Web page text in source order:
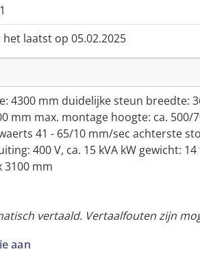
laatst op 05.02.2025
4300 mm duidelijke steun breedte:
mm max. montage hoogte: ca. 500/
41 - 65/10 mm/sec achterste
400 V, ca. 15 kVA kW gewicht: 14
3100 mm
vertaald. Vertaalfouten zijn
aan